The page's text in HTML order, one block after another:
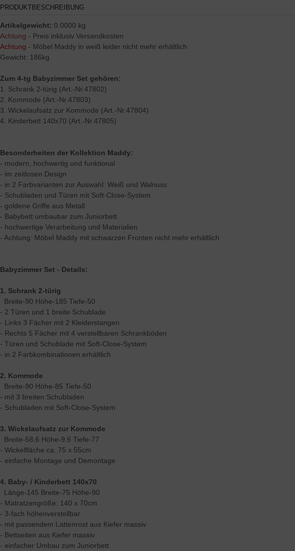
PRODUKTBESCHREIBUNG
Artikelgewicht: 0.0000 kg
Achtung - Preis inklusiv Versandkosten
Achtung - Möbel Maddy in weiß leider nicht mehr erhältlich
Gewicht: 186kg
Zum 4-tg Babyzimmer Set gehören:
1. Schrank 2-türig (Art.-Nr.47802)
2. Kommode (Art.-Nr.47803)
3. Wickelaufsatz zur Kommode (Art.-Nr.47804)
4. Kinderbett 140x70 (Art.-Nr.47805)
Besonderheiten der Kollektion Maddy:
- modern, hochwertig und funktional
- im zeitlosen Design
- in 2 Farbvarianten zur Auswahl: Weiß und Walnuss
- Schubladen und Türen mit Soft-Close-System
- goldene Griffe aus Metall
- Babybett umbaubar zum Juniorbett
- hochwertige Verarbeitung und Materialien
- Achtung: Möbel Maddy mit schwarzen Fronten nicht mehr erhältlich
Babyzimmer Set - Details:
1. Schrank 2-türig
Breite-90 Höhe-185 Tiefe-50
- 2 Türen und 1 breite Schublade
- Links 3 Fächer mit 2 Kleiderstangen
- Rechts 5 Fächer mit 4 verstellbaren Schrankböden
- Türen und Schublade mit Soft-Close-System
- in 2 Farbkombinationen erhältlich
2. Kommode
Breite-90 Höhe-85 Tiefe-50
- mit 3 breiten Schubladen
- Schubladen mit Soft-Close-System
3. Wickelaufsatz zur Kommode
Breite-58,6 Höhe-9,6 Tiefe-77
- Wickelfläche ca. 75 x 55cm
- einfache Montage und Demontage
4. Baby- / Kinderbett 140x70
Länge-145 Breite-75 Höhe-90
- Matratzengröße: 140 x 70cm
- 3-fach höhenverstellbar
- mit passendem Lattenrost aus Kiefer massiv
- Bettseiten aus Kiefer massiv
- einfacher Umbau zum Juniorbett